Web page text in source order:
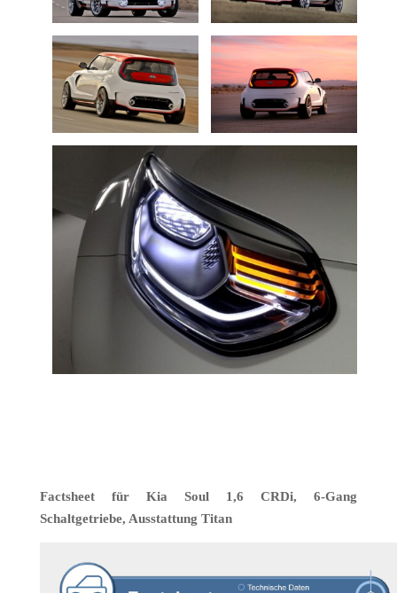
Factsheet für Kia Soul 1,6 CRDi, 6-Gang
Schaltgetriebe, Ausstattung Titan